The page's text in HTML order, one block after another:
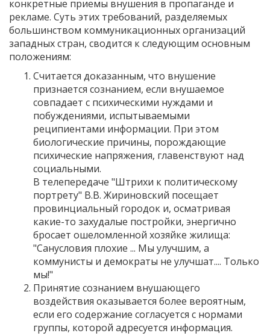
конкретные приемы внушения в пропаганде и
рекламе. Суть этих требований, разделяемых
большинством коммуникационных организаций
западных стран, сводится к следующим основным
положениям:
Считается доказанным, что внушение
признается сознанием, если внушаемое
совпадает с психическими нуждами и
побуждениями, испытываемыми
реципиентами информации. При этом
биологические причины, порождающие
психические напряжения, главенствуют над
социальными.
В телепередаче "Штрихи к политическому
портрету" В.В. Жириновский посещает
провинциальный городок и, осматривая
какие-то захудалые постройки, энергично
бросает ошеломленной хозяйке жилища:
"Санусловия плохие ... Мы улучшим, а
коммунисты и демократы не улучшат.... Только
мы!"
Принятие сознанием внушающего
воздействия оказывается более вероятным,
если его содержание согласуется с нормами
группы, которой адресуется информация.